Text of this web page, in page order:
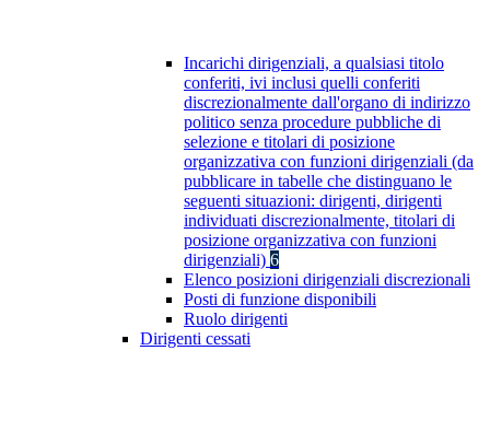
Incarichi dirigenziali, a qualsiasi titolo
conferiti, ivi inclusi quelli conferiti
discrezionalmente dall'organo di indirizzo
politico senza procedure pubbliche di
selezione e titolari di posizione
organizzativa con funzioni dirigenziali (da
pubblicare in tabelle che distinguano le
seguenti situazioni: dirigenti, dirigenti
individuati discrezionalmente, titolari di
posizione organizzativa con funzioni
dirigenziali) 6
Elenco posizioni dirigenziali discrezionali
Posti di funzione disponibili
Ruolo dirigenti
Dirigenti cessati